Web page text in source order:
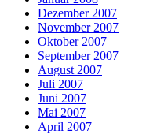
Dezember 2007
November 2007
Oktober 2007
September 2007
August 2007
Juli 2007
Juni 2007
Mai 2007
April 2007